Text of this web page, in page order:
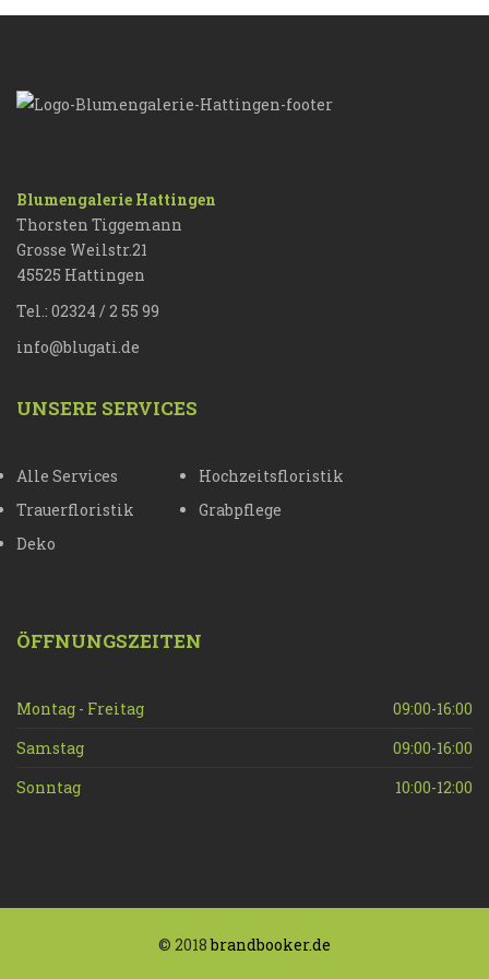
Blumengalerie Hattingen
Thorsten Tiggemann
Grosse Weilstr.21
45525 Hattingen
Tel.: 02324 / 2 55 99
info@blugati.de
UNSERE SERVICES
Alle Services
Hochzeitsfloristik
Trauerfloristik
Grabpflege
Deko
ÖFFNUNGSZEITEN
Montag - Freitag
09:00-16:00
Samstag
09:00-16:00
Sonntag
10:00-12:00
© 2018brandbooker.de